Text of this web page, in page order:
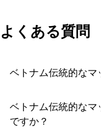
よくある質問
ベトナム伝統的なマ
ベトナム伝統的な
ですか？